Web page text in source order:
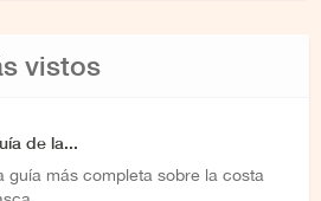
vistos
de la...
guía más completa sobre la costa